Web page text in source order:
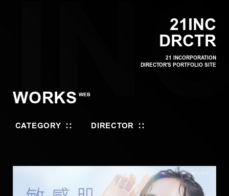
21 INC
DRC T R
21 INCORPORATION
DIRECTOR'S PORTFOLIO SITE
WORKS WEB
CATEGORY DIRECTOR